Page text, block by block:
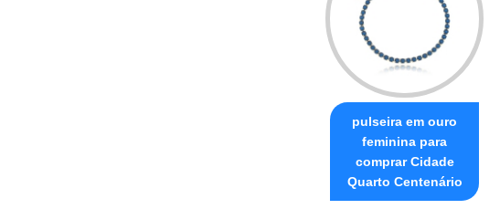
pulseira em ouro
feminina para
comprar Cidade
Quarto Centenário